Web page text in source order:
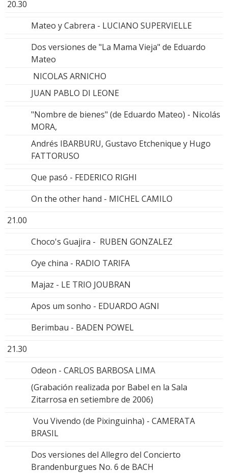
20.30
Mateo y Cabrera - LUCIANO SUPERVIELLE
Dos versiones de "La Mama Vieja" de Eduardo
Mateo
NICOLAS ARNICHO
JUAN PABLO DI LEONE
"Nombre de bienes" (de Eduardo Mateo) - Nicolás
MORA,
Andrés IBARBURU, Gustavo Etchenique y Hugo
FATTORUSO
Que pasó - FEDERICO RIGHI
On the other hand - MICHEL CAMILO
21.00
Choco's Guajira - RUBEN GONZALEZ
Oye china - RADIO TARIFA
Majaz - LE TRIO JOUBRAN
Apos um sonho - EDUARDO AGNI
Berimbau - BADEN POWEL
21.30
Odeon - CARLOS BARBOSA LIMA
(Grabación realizada por Babel en la Sala
Zitarrosa en setiembre de 2006)
Vou Vivendo (de Pixinguinha) - CAMERATA
BRASIL
Dos versiones del Allegro del Concierto
Brandenburgues No. 6 de BACH